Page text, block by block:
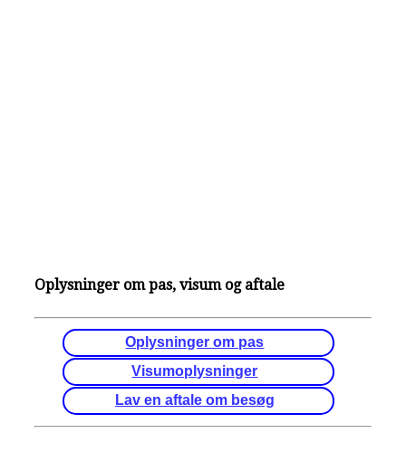
Oplysninger om pas, visum og aftale
Oplysninger om pas
Visumoplysninger
Lav en aftale om besøg